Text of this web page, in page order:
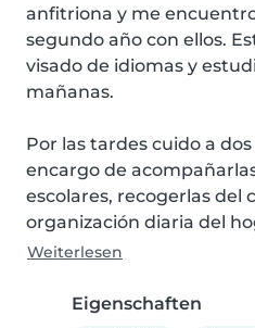
anfitriona y me
segundo año con ellos.
visado de idiomas y
mañanas.
Por las tardes cuido a
encargo de
escolares, recogerlas del
organización diaria del
Weiterlesen
Eigenschaften